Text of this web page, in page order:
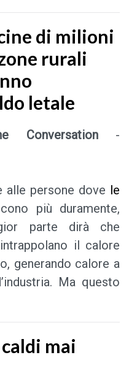
di milioni
rurali
letale
Conversation-
alle persone dove le
più duramente,
parte dirà che
il calore
generando calore a
Ma questo
mai